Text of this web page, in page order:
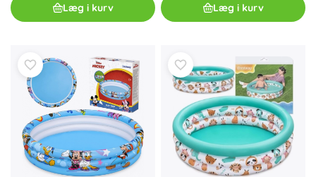
Læg i kurv Læg i kurv